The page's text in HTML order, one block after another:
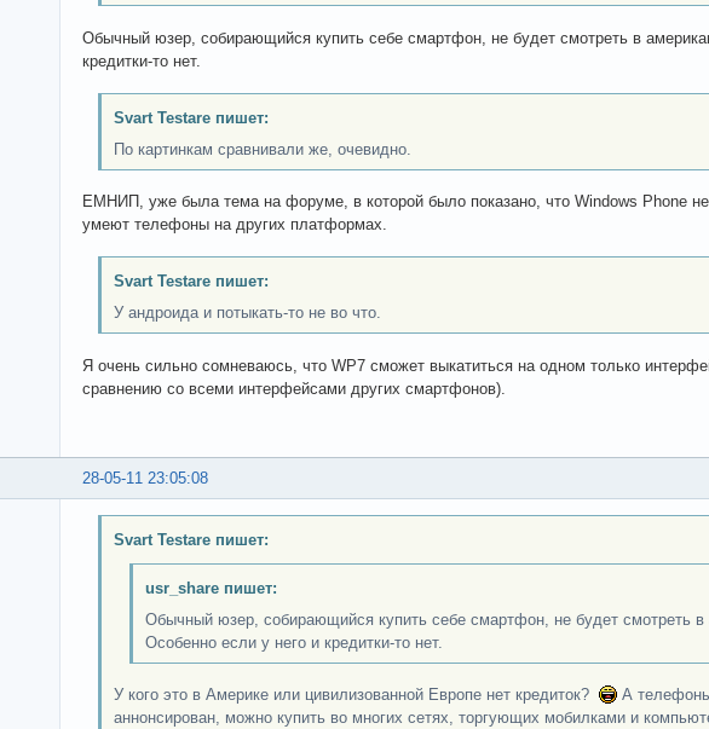
Обычный юзер, собирающийся купить себе смартфон, не будет смотреть в
кредитки-то нет.
Svart Testare пишет:
По картинкам сравнивали же, очевидно.
ЕМНИП, уже была тема на форуме, в которой было показано, что Windows Phone не
умеют телефоны на других платформах.
Svart Testare пишет:
У андроида и потыкать-то не во что.
Я очень сильно сомневаюсь, что WP7 сможет выкатиться на одном только
сравнению со всеми интерфейсами других смартфонов).
28-05-11 23:05:08
Svart Testare пишет:
usr_share пишет:
Обычный юзер, собирающийся купить себе смартфон, не будет смотреть в
Особенно если у него и кредитки-то нет.
У кого это в Америке или цивилизованной Европе нет кредиток?
А телефоны
аннонсирован, можно купить во многих сетях, торгующих мобилками и